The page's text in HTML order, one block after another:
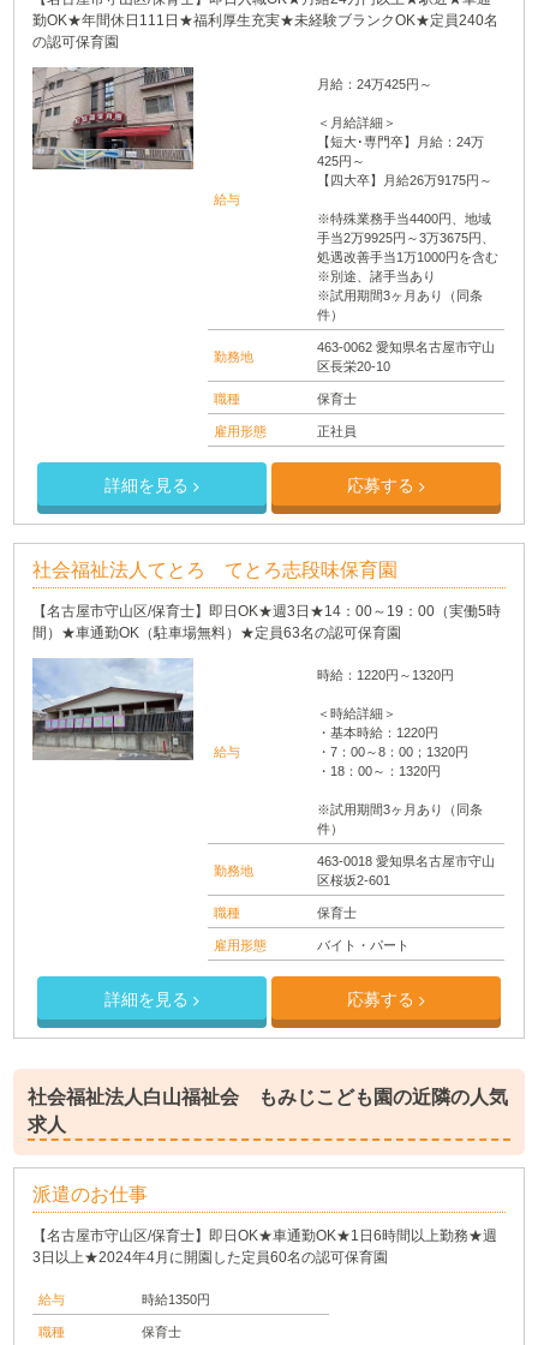
勤OK★年間休日111日★福利厚生充実★未経験ブランクOK★定員240名
の認可保育園
給与
月給：24万425円～
＜月給詳細＞
【短大･専門卒】月給：24万
425円～
【四大卒】月給26万9175円～
※特殊業務手当4400円、地域
手当2万9925円～3万3675円、
処遇改善手当1万1000円を含む
※別途、諸手当あり
※試用期間3ヶ月あり（同条
件）
勤務地
463-0062 愛知県名古屋市守山
区長栄20-10
職種 保育士
雇用形態 正社員
詳細を見る 応募する
社会福祉法人てとろ てとろ志段味保育園
【名古屋市守山区/保育士】即日OK★週3日★14：00～19：00（実働5時
間）★車通勤OK（駐車場無料）★定員63名の認可保育園
給与
時給：1220円～1320円
＜時給詳細＞
・基本時給：1220円
・7：00～8：00；1320円
・18：00～：1320円
※試用期間3ヶ月あり（同条
件）
勤務地
463-0018 愛知県名古屋市守山
区桜坂2-601
職種 保育士
雇用形態 バイト・パート
詳細を見る 応募する
社会福祉法人白山福祉会 もみじこども園の近隣の人気
求人
派遣のお仕事
【名古屋市守山区/保育士】即日OK★車通勤OK★1日6時間以上勤務★週
3日以上★2024年4月に開園した定員60名の認可保育園
給与 時給1350円
職種 保育士